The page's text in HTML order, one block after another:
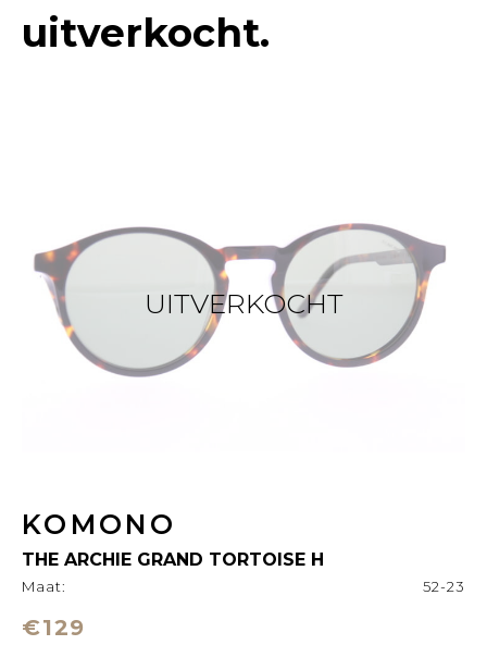
uitverkocht.
UITVERKOCHT
KOMONO
THE ARCHIE GRAND TORTOISE H
Maat: 52-23
€129